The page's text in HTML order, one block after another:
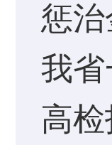
惩治
我
高检